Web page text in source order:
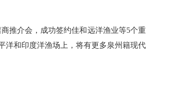
推介会，成功签约佳和远洋渔业等5个重
洋和印度洋渔场上，将有更多泉州籍现代